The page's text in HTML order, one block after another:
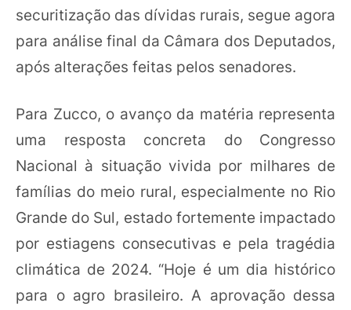
securitização das dívidas rurais, segue agora
para análise final da Câmara dos Deputados,
após alterações feitas pelos senadores.
Para Zucco, o avanço da matéria representa
uma resposta concreta do Congresso
Nacional à situação vivida por milhares de
famílias do meio rural, especialmente no Rio
Grande do Sul, estado fortemente impactado
por estiagens consecutivas e pela tragédia
climática de 2024. “Hoje é um dia histórico
para o agro brasileiro. A aprovação dessa